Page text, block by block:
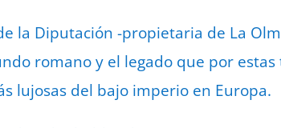
la Diputación -propietaria de La
romano y el legado que por
lujosas del bajo imperio en Europa.